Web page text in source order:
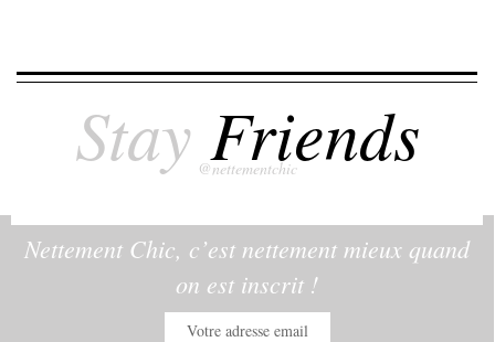
Stay Friends
@nettementchic
Nettement Chic, c’est nettement mieux quand
on est inscrit !